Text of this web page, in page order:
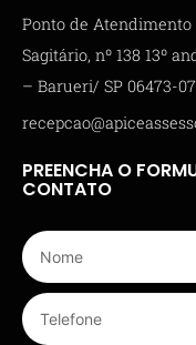
Ponto de Atendimento
Sagitário, nº 138 13º
– Barueri/ SP 06473-
PREENCHA O
CONTATO